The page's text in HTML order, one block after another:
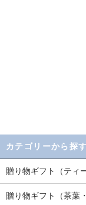
カテゴリーから探す
贈り物ギフト（ティ
贈り物ギフト（茶葉